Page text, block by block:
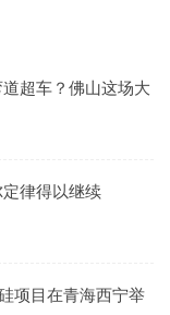
超车？佛山这场大
律得以继续
项目在青海西宁举